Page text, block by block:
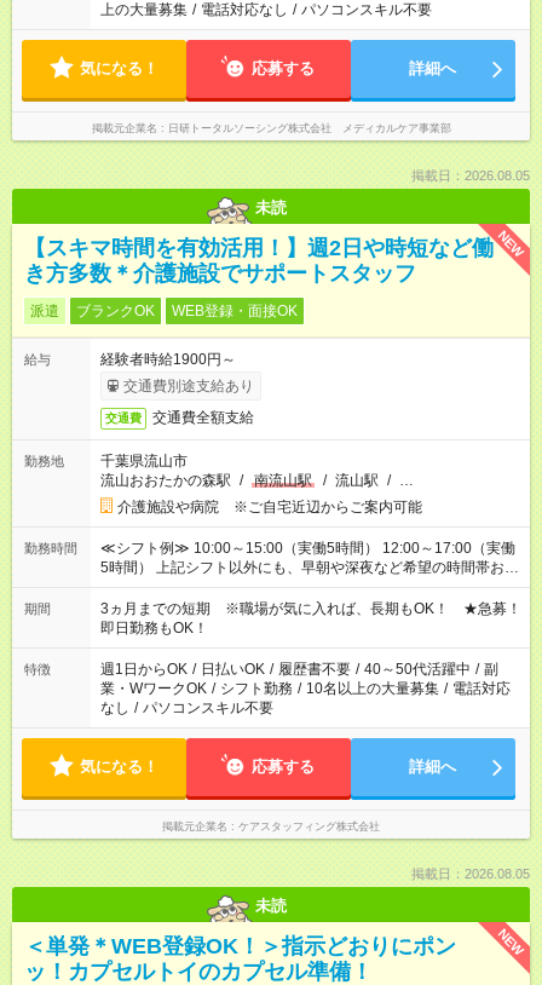
上の大量募集 / 電話対応なし / パソコンスキル不要
気になる！ 応募する 詳細へ
掲載元企業名 日研トータルソーシング株式会社 メディカルケア事業部
掲載日：2026.08.05
未読
NEW
【スキマ時間を有効活用！】週2日や時短など働
き方多数＊介護施設でサポートスタッフ
派遣 ブランクOK WEB登録・面接OK
給与
経験者時給1900円～
交通費別途支給あり
交通費 交通費全額支給
勤務地
千葉県流山市
流山おおたかの森駅 / 南流山駅 / 流山駅 / …
介護施設や病院 ※ご自宅近辺からご案内可能
勤務時間
≪シフト例≫ 10:00～15:00（実働5時間） 12:00～17:00（実働
5時間） 上記シフト以外にも、早朝や深夜など希望の時間帯お聞
かせください！ 事前に担当からヒアリングもしますので、ご安
心ください！
期間
3ヵ月までの短期 ※職場が気に入れば、長期もOK！ ★急募！
即日勤務もOK！
特徴 週1日からOK / 日払いOK / 履歴書不要 / 40～50代活躍中 / 副
業・WワークOK / シフト勤務 / 10名以上の大量募集 / 電話対応
なし / パソコンスキル不要
気になる！ 応募する 詳細へ
掲載元企業名 ケアスタッフィング株式会社
掲載日：2026.08.05
未読
NEW
＜単発＊WEB登録OK！＞指示どおりにポン
ッ！カプセルトイのカプセル準備！